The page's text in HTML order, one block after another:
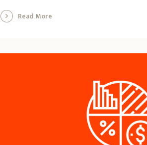
Read More